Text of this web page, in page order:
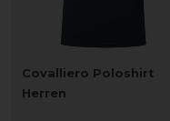
Covalliero Poloshirt
Herren